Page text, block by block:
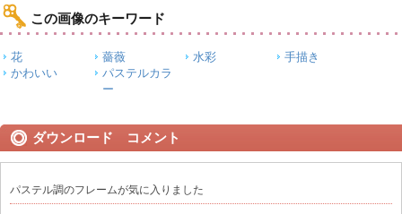
この画像のキーワード
花 薔薇 水彩
手描き
かわいい
パステルカラ
ー
ダウンロード コメント
パステル調のフレームが気に入りました